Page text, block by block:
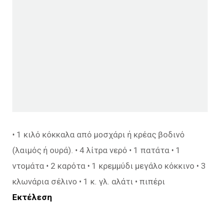
• 1 κιλό κόκκαλα από μοσχάρι ή κρέας βοδινό
(λαιμός ή ουρά). • 4 λίτρα νερό • 1 πατάτα • 1
ντομάτα • 2 καρότα • 1 κρεμμύδι μεγάλο κόκκινο • 3
κλωνάρια σέλινο • 1 κ. γλ. αλάτι • πιπέρι
Εκτέλεση